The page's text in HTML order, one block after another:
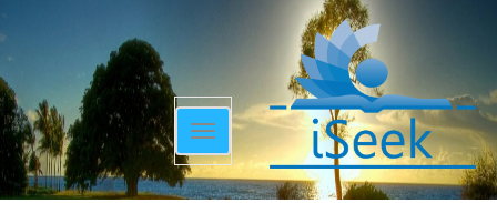
Toggle
navigation